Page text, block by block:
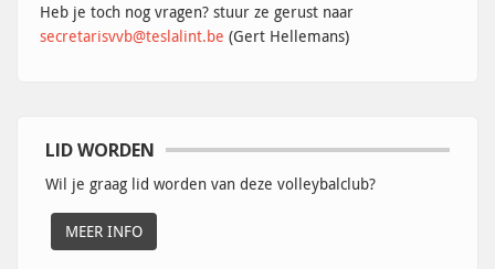
Heb je toch nog vragen? stuur ze gerust naar
secretarisvvb@teslalint.be (Gert Hellemans)
LID WORDEN
Wil je graag lid worden van deze volleybalclub?
MEER INFO